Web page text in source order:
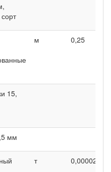
м 0,25
15,
мм
т 0,00002